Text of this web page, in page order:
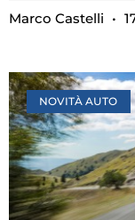
Marco Castelli
NOVITÀ AUTO